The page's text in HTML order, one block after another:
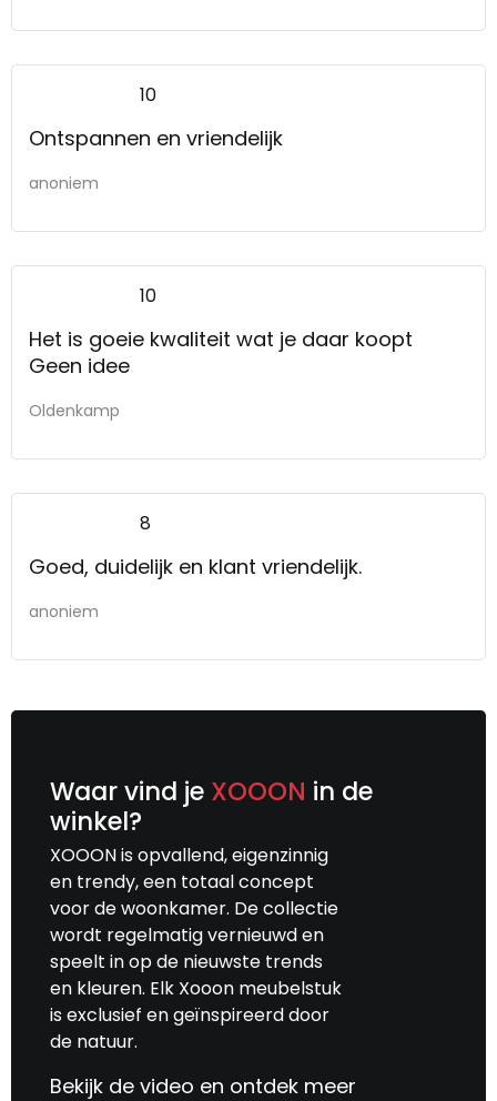
10
Ontspannen en vriendelijk
anoniem
10
Het is goeie kwaliteit wat je daar koopt
Geen idee
Oldenkamp
8
Goed, duidelijk en klant vriendelijk.
anoniem
Waar vind je XOOON in de
winkel?
XOOON is opvallend, eigenzinnig
en trendy, een totaal concept
voor de woonkamer. De collectie
wordt regelmatig vernieuwd en
speelt in op de nieuwste trends
en kleuren. Elk Xooon meubelstuk
is exclusief en geïnspireerd door
de natuur.
Bekijk de video en ontdek meer